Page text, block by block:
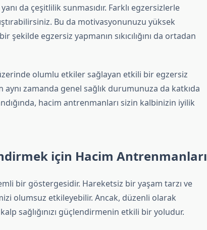
da çeşitlilik sunmasıdır. Farklı egzersizlerle
Bu da motivasyonunuzu yüksek
şekilde egzersiz yapmanın sıkıcılığını da ortadan
olumlu etkiler sağlayan etkili bir egzersiz
zamanda genel sağlık durumunuza da katkıda
hacim antrenmanları sizin kalbinizin iyilik
için Hacim Antrenmanları
bir göstergesidir. Hareketsiz bir yaşam tarzı ve
olumsuz etkileyebilir. Ancak, düzenli olarak
sağlığınızı güçlendirmenin etkili bir yoludur.